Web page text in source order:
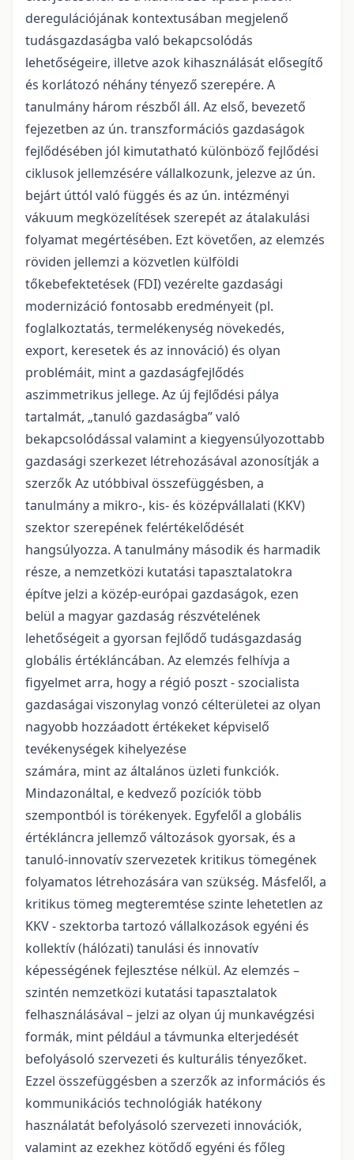
deregulációjának kontextusában megjelenő
tudásgazdaságba való bekapcsolódás
lehetőségeire, illetve azok kihasználását elősegítő
és korlátozó néhány tényező szerepére. A
tanulmány három részből áll. Az első, bevezető
fejezetben az ún. transzformációs gazdaságok
fejlődésében jól kimutatható különböző fejlődési
ciklusok jellemzésére vállalkozunk, jelezve az ún.
bejárt úttól való függés és az ún. intézményi
vákuum megközelítések szerepét az átalakulási
folyamat megértésében. Ezt követően, az elemzés
röviden jellemzi a közvetlen külföldi
tőkebefektetések (FDI) vezérelte gazdasági
modernizáció fontosabb eredményeit (pl.
foglalkoztatás, termelékenység növekedés,
export, keresetek és az innováció) és olyan
problémáit, mint a gazdaságfejlődés
aszimmetrikus jellege. Az új fejlődési pálya
tartalmát, „tanuló gazdaságba” való
bekapcsolódással valamint a kiegyensúlyozottabb
gazdasági szerkezet létrehozásával azonosítják a
szerzők Az utóbbival összefüggésben, a
tanulmány a mikro-, kis- és középvállalati (KKV)
szektor szerepének felértékelődését
hangsúlyozza. A tanulmány második és harmadik
része, a nemzetközi kutatási tapasztalatokra
építve jelzi a közép-európai gazdaságok, ezen
belül a magyar gazdaság részvételének
lehetőségeit a gyorsan fejlődő tudásgazdaság
globális értékláncában. Az elemzés felhívja a
figyelmet arra, hogy a régió poszt - szocialista
gazdaságai viszonylag vonzó célterületei az olyan
nagyobb hozzáadott értékeket képviselő
tevékenységek kihelyezése
számára, mint az általános üzleti funkciók.
Mindazonáltal, e kedvező pozíciók több
szempontból is törékenyek. Egyfelől a globális
értékláncra jellemző változások gyorsak, és a
tanuló-innovatív szervezetek kritikus tömegének
folyamatos létrehozására van szükség. Másfelől, a
kritikus tömeg megteremtése szinte lehetetlen az
KKV - szektorba tartozó vállalkozások egyéni és
kollektív (hálózati) tanulási és innovatív
képességének fejlesztése nélkül. Az elemzés –
szintén nemzetközi kutatási tapasztalatok
felhasználásával – jelzi az olyan új munkavégzési
formák, mint például a távmunka elterjedését
befolyásoló szervezeti és kulturális tényezőket.
Ezzel összefüggésben a szerzők az információs és
kommunikációs technológiák hatékony
használatát befolyásoló szervezeti innovációk,
valamint az ezekhez kötődő egyéni és főleg